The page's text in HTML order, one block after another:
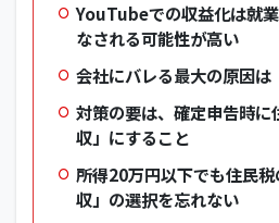
YouTubeでの収益化は就
なされる可能性が高い
会社にバレる最大の原因は
対策の要は、確定申告時に
収」にすること
所得20万円以下でも住民
収」の選択を忘れない